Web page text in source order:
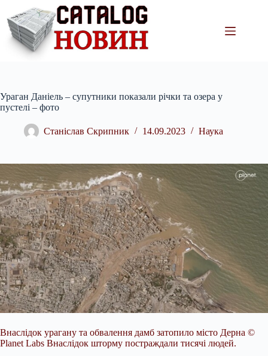
вмісту
Ураган Даніель – супутники показали річки та озера у
пустелі – фото
Станіслав Скрипник 14.09.2023 Наука
Внаслідок урагану та обвалення дамб затопило місто Дерна ©
Planet Labs Внаслідок шторму постраждали тисячі людей.